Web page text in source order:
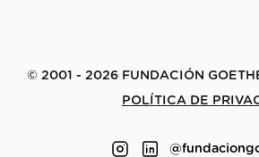
© 2001 - 2026 FUNDACIÓN
POLÍTICA DE